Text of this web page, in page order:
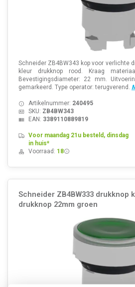
Schneider ZB4BW343 kop voor verlichte
kleur drukknop rood. Kraag
Bevestigingsdiameter: 22 mm.
gemarkeerd. Type operator: terugverend.
Artikelnummer: 240495
SKU: ZB4BW343
EAN: 3389110889819
Voor maandag 21u besteld, dinsdag
in huis*
Voorraad: 18
Schneider ZB4BW333 drukknop
drukknop 22mm groen